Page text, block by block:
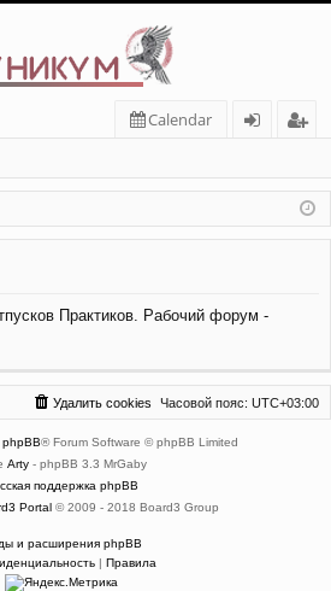
Calendar
д
ис
тр
Практиков. Рабочий форум -
Часовой пояс: UTC+03:00
Удалить cookies
phpBB® Forum Software © phpBB Limited
Arty - phpBB 3.3 MrGaby
поддержка phpBB
Portal© 2009 - 2018 Board3 Group
и расширения phpBB
| Правила